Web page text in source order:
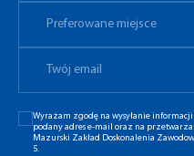
Preferowane miejsce
Wyrażam zgodę na wysyłanie
podany adres e-mail oraz na
Mazurski Zakład Doskonalenia
5.